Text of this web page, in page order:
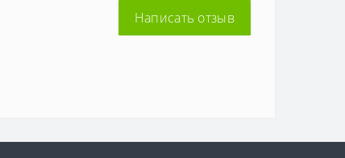
Написать отзыв